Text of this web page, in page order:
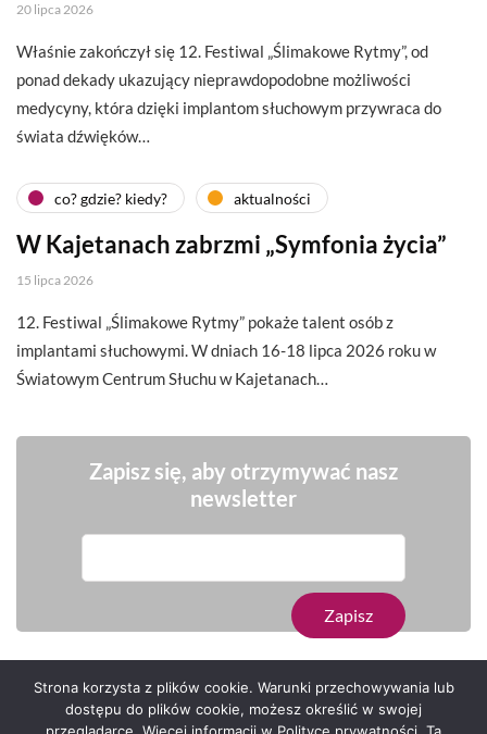
20 lipca 2026
Właśnie zakończył się 12. Festiwal „Ślimakowe Rytmy”, od
ponad dekady ukazujący nieprawdopodobne możliwości
medycyny, która dzięki implantom słuchowym przywraca do
świata dźwięków…
co? gdzie? kiedy? aktualności
W Kajetanach zabrzmi „Symfonia życia”
15 lipca 2026
12. Festiwal „Ślimakowe Rytmy” pokaże talent osób z
implantami słuchowymi. W dniach 16-18 lipca 2026 roku w
Światowym Centrum Słuchu w Kajetanach…
Zapisz się, aby otrzymywać nasz
newsletter
Strona korzysta z plików cookie. Warunki przechowywania lub
dostępu do plików cookie, możesz określić w swojej